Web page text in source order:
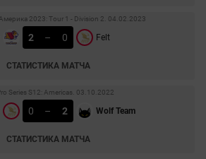
2023: Tour 1 - Division 2. 04.02.2023
2 – 0 Felt
СТАТИСТИКА МАТЧА
Series S12: Americas. 03.10.2022
0 – 2 Wolf Team
СТАТИСТИКА МАТЧА